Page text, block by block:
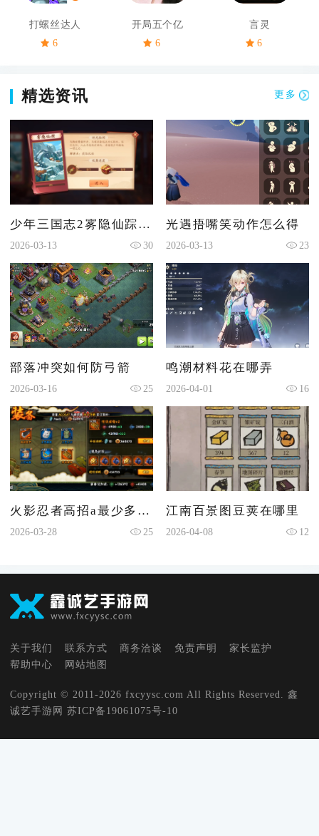
打螺丝达人
6
开局五个亿
6
言灵
6
精选资讯 更多
少年三国志2雾隐仙踪在哪
2026-03-13 30
光遇捂嘴笑动作怎么得
2026-03-13 23
部落冲突如何防弓箭
2026-03-16 25
鸣潮材料花在哪弄
2026-04-01 16
火影忍者高招a最少多少金币
2026-03-28 25
江南百景图豆荚在哪里
2026-04-08 12
关于我们 联系方式 商务洽谈 免责声明
家长监护
帮助中心
网站地图
Copyright © 2011-2026 fxcyysc.com All Rights Reserved. 鑫
诚艺手游网苏ICP备19061075号-10